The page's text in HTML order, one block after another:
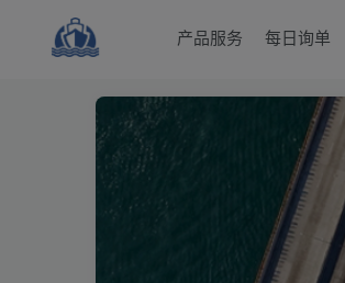
产品服务 每日询单